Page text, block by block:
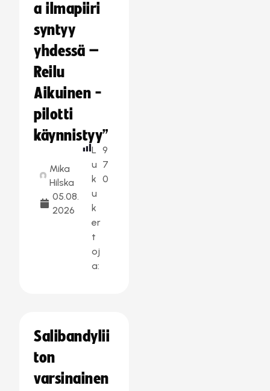
a ilmapiiri
syntyy
yhdessä –
Reilu
Aikuinen -
pilotti
käynnistyy”
Mika
Hilska
05.08.
2026
L
u
k
u
k
er
t
oj
a:
9
7
0
Salibandylii
ton
varsinainen